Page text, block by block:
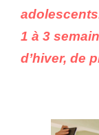
1 à 3
d’hiver, de